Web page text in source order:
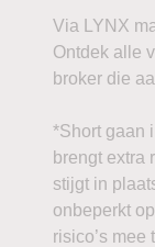
Via LYNX
Ontdek alle
broker die
*Short gaan
brengt extra
stijgt in
onbeperkt
risico’s